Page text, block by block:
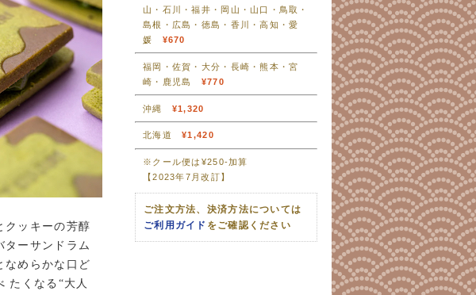
クッキーの芳醇
ターサンドラム
なめらかな口ど
たくなる“大人
山・石川・福井・岡山・山口・鳥取・
島根・広島・徳島・香川・高知・愛
媛 ¥670
福岡・佐賀・大分・長崎・熊本・宮
崎・鹿児島 ¥770
沖縄 ¥1,320
北海道¥1,420
※クール便は¥250-加算
【2023年7月改訂】
ご注文方法、決済方法については
ご利用ガイド をご確認ください